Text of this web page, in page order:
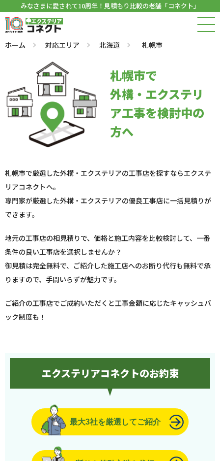
みなさまに愛されて10周年！見積もり比較の老舗「コネクト」
ホーム 対応エリア 北海道 札幌市
札幌市で
外構・エクステリ
ア工事を検討中の
方へ
札幌市で厳選した外構・エクステリアの工事店を探すならエクステ
リアコネクトへ。
専門家が厳選した外構・エクステリアの優良工事店に一括見積りが
できます。
地元の工事店の相見積りで、価格と施工内容を比較検討して、一番
条件の良い工事店を選択しませんか？
御見積は完全無料で、ご紹介した施工店へのお断り代行も無料で承
りますので、手間いらずが魅力です。
ご紹介の工事店でご成約いただくと工事金額に応じたキャッシュバ
ック制度も！
エクステリアコネクトのお約束
最大3社を厳選してご紹介